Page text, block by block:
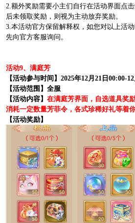
2.额外奖励需要小主们自行在活动界面点
后未领取奖励，则视为主动放弃奖励。
3.本活动官方保留解释权，如您对以上活
先向官方客服询问。
活动9、满庭芳
【活动参与时间】2025年12月21日00:00-
【活动范围】全服
【活动内容】 在满庭芳界面，自选道具奖
消耗一定数量芳菲令，各式珍稀好礼等着
【活动奖励】